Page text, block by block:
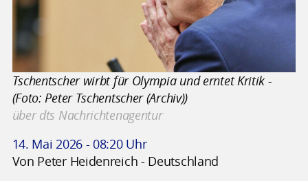
Tschentscher wirbt für Olympia und erntet Kritik -
(Foto: Peter Tschentscher (Archiv))
über dts Nachrichtenagentur
14. Mai 2026 - 08:20 Uhr
Von Peter Heidenreich - Deutschland